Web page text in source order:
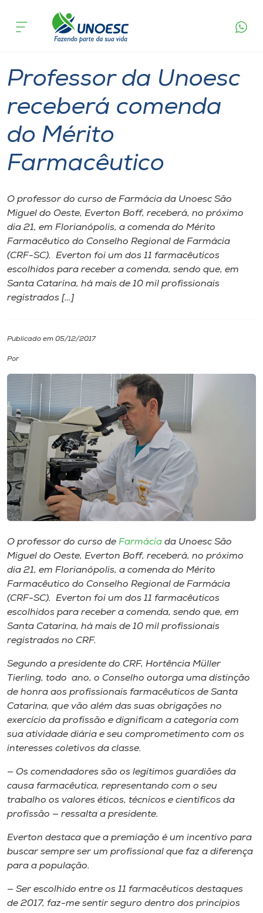
Cursos
Atendimento ao Estudante
Portal de Ensino
A
Unoesc
Internacionalização
I.nova
Cultura
CPA
Biblioteca
Editora
Rádio
Unoesc
Store
Selecione
o idioma
acontece
Professor da Unoesc
receberá comenda
do Mérito
Farmacêutico
O professor do curso de Farmácia da Unoesc São
Miguel do Oeste, Everton Boff, receberá, no próximo
dia 21, em Florianópolis, a comenda do Mérito
Farmacêutico do Conselho Regional de Farmácia
(CRF-SC). Everton foi um dos 11 farmacêuticos
escolhidos para receber a comenda, sendo que, em
Santa Catarina, há mais de 10 mil profissionais
registrados […]
Publicado em 05/12/2017
Por
O professor do curso de Farmácia da Unoesc São
Miguel do Oeste, Everton Boff, receberá, no próximo
dia 21, em Florianópolis, a comenda do Mérito
Farmacêutico do Conselho Regional de Farmácia
(CRF-SC). Everton foi um dos 11 farmacêuticos
escolhidos para receber a comenda, sendo que, em
Santa Catarina, há mais de 10 mil profissionais
registrados no CRF.
Segundo a presidente do CRF, Hortência Müller
Tierling, todo ano, o Conselho outorga uma distinção
de honra aos profissionais farmacêuticos de Santa
Catarina, que vão além das suas obrigações no
exercício da profissão e dignificam a categoria com
sua atividade diária e seu comprometimento com os
interesses coletivos da classe.
— Os comendadores são os legítimos guardiões da
causa farmacêutica, representando com o seu
trabalho os valores éticos, técnicos e científicos da
profissão — ressalta a presidente.
Everton destaca que a premiação é um incentivo para
buscar sempre ser um profissional que faz a diferença
para a população.
— Ser escolhido entre os 11 farmacêuticos destaques
de 2017, faz-me sentir seguro dentro dos princípios